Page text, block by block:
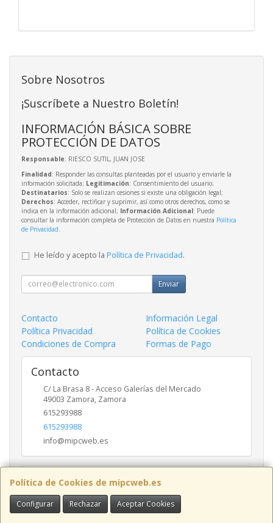
Política de Cookies de mipcweb.es
Configurar Rechazar Aceptar Cookies
Sobre Nosotros
¡Suscríbete a Nuestro Boletín!
INFORMACIÓN BÁSICA SOBRE
PROTECCIÓN DE DATOS
Responsable: RIESCO SUTIL, JUAN JOSE
Finalidad: Responder las consultas planteadas por el usuario y enviarle la
información solicitada; Legitimación: Consentimiento del usuario;
Destinatarios: Solo se realizan cesiones si existe una obligación legal;
Derechos: Acceder, rectificar y suprimir, así como otros derechos, como se
indica en la información adicional; Información Adicional: Puede
consultar la información completa de Protección de Datos en nuestra Política
de Privacidad
He leído y acepto la Política de Privacidad.
Enviar
Contacto
Información Legal
Política Privacidad
Política de Cookies
Condiciones de Compra
Formas de Pago
Contacto
C/ La Brasa 8 - Acceso Galerías del Mercado
49003 Zamora, Zamora
615293988
615293988
info@mipcweb.es
Horario
-